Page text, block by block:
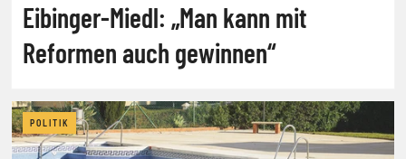
Eibinger-Miedl: „Man kann mit
Reformen auch gewinnen“
POLITIK